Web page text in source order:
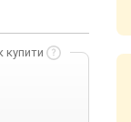
купити